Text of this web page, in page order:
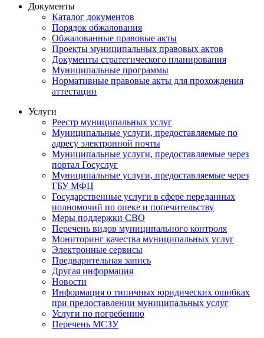
Документы
Каталог документов
Порядок обжалования
Обжалованные правовые акты
Проекты муниципальных правовых актов
Документы стратегического планирования
Муниципальные программы
Нормативные правовые акты для прохождения
аттестации
Услуги
Реестр муниципальных услуг
Муниципальные услуги, предоставляемые по
адресу электронной почты
Муниципальные услуги, предоставляемые через
портал Госуслуг
Муниципальные услуги, предоставляемые через
ГБУ МФЦ
Государственные услуги в сфере переданных
полномочий по опеке и попечительству
Меры поддержки СВО
Перечень видов муниципального контроля
Мониторинг качества муниципальных услуг
Электронные сервисы
Предварительная запись
Другая информация
Новости
Информация о типичных юридических ошибках
при предоставлении муниципальных услуг
Услуги по погребению
Перечень МСЗУ